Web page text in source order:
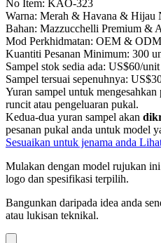
No Item: KAO-323
Warna: Merah & Havana & Hijau
Bahan: Mazzucchelli Premium &
Mod Perkhidmatan: OEM & ODM
Kuantiti Pesanan Minimum: 300
Sampel stok sedia ada: US$60/unit
Sampel tersuai sepenuhnya:
Yuran sampel untuk
runcit atau pengeluaran pukal.
Kedua-dua yuran sampel akan
pesanan pukal anda untuk model
Sesuaikan untuk jenama anda
Mulakan dengan model rujukan
logo dan spesifikasi terpilih.
Bangunkan daripada idea anda
atau lukisan teknikal.